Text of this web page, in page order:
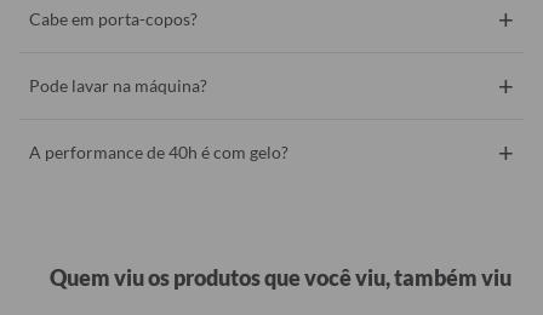
Cabe em porta-copos? +
Pode lavar na máquina? +
A performance de 40h é com gelo? +
Quem viu os produtos que você viu, também viu